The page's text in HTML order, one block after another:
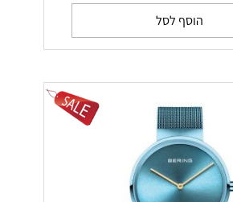
הוסף לסל